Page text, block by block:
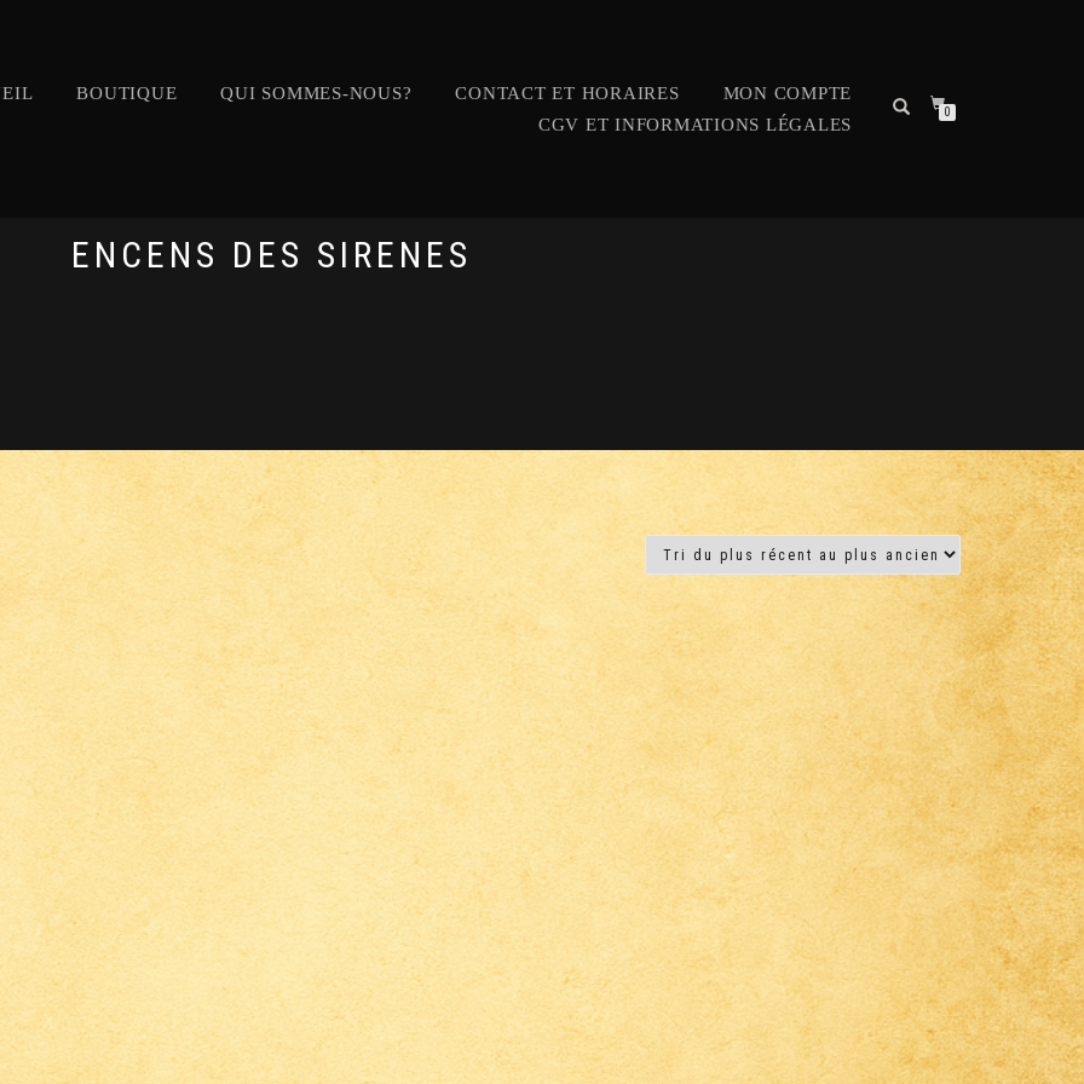
BOUTIQUE QUI SOMMES-NOUS? CONTACT ET HORAIRES
MON COMPTE
CGV ET INFORMATIONS LÉGALES
0
ENCENS DES SIRENES